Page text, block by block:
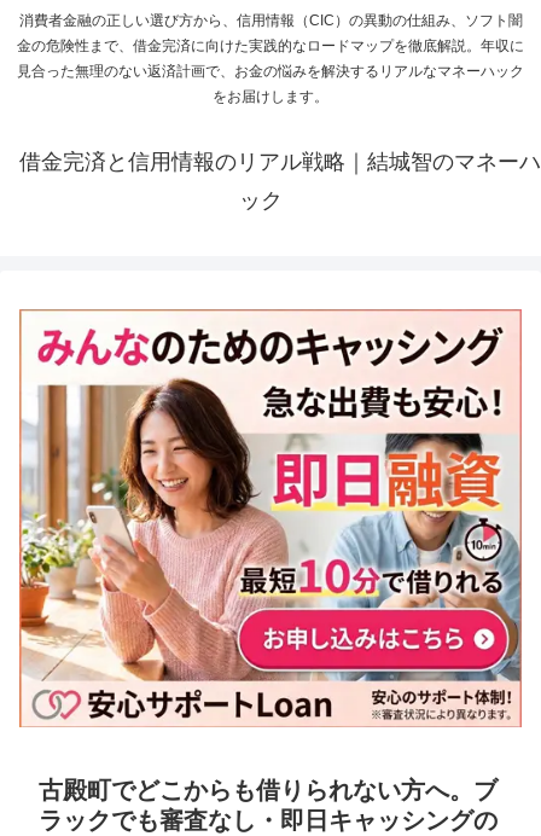
消費者金融の正しい選び方から、信用情報（CIC）の異動の仕組み、ソフト闇
金の危険性まで、借金完済に向けた実践的なロードマップを徹底解説。年収に
見合った無理のない返済計画で、お金の悩みを解決するリアルなマネーハック
をお届けします。
借金完済と信用情報のリアル戦略｜結城智のマネーハ
ック
古殿町でどこからも借りられない方へ。ブ
ラックでも審査なし・即日キャッシングの